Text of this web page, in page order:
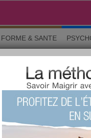
FORME & SANTE
ET
& tests Grossesse